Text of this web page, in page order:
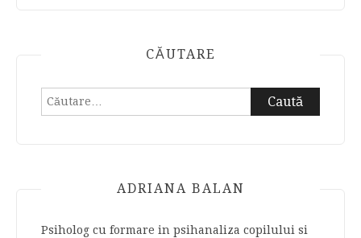
CĂUTARE
Caută
ADRIANA BALAN
Psiholog cu formare in psihanaliza copilului si